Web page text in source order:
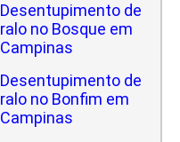
Desentupimento de
ralo no Bosque em
Campinas
Desentupimento de
ralo no Bonfim em
Campinas